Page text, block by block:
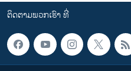
ຕິດຕາມພວກເຮົາ ທີ່